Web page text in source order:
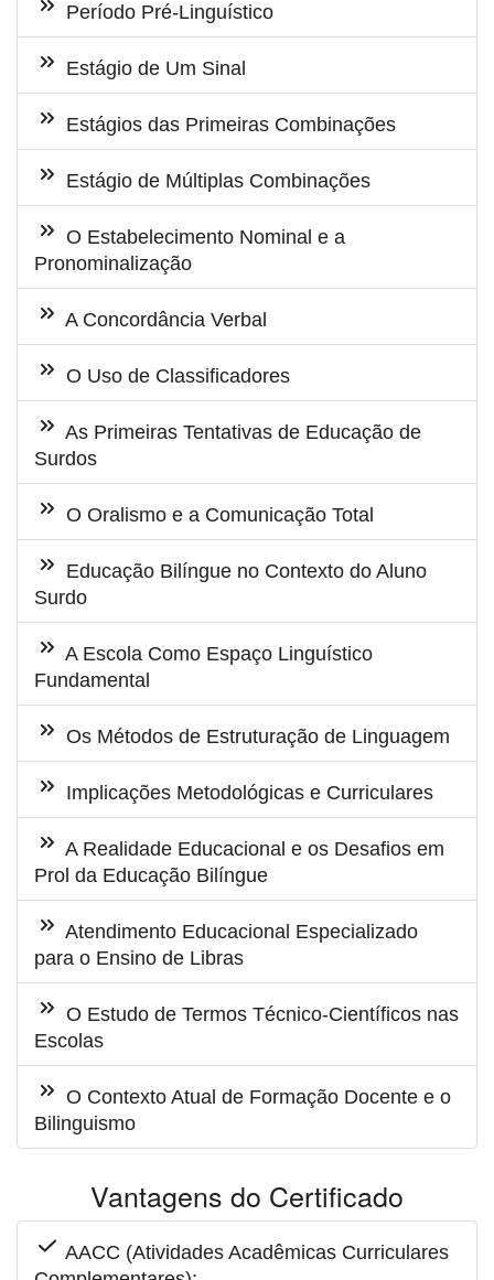
Período Pré-Linguístico
Estágio de Um Sinal
Estágios das Primeiras Combinações
Estágio de Múltiplas Combinações
O Estabelecimento Nominal e a
Pronominalização
A Concordância Verbal
O Uso de Classificadores
As Primeiras Tentativas de Educação de
Surdos
O Oralismo e a Comunicação Total
Educação Bilíngue no Contexto do Aluno
Surdo
A Escola Como Espaço Linguístico
Fundamental
Os Métodos de Estruturação de Linguagem
Implicações Metodológicas e Curriculares
A Realidade Educacional e os Desafios em
Prol da Educação Bilíngue
Atendimento Educacional Especializado
para o Ensino de Libras
O Estudo de Termos Técnico-Científicos nas
Escolas
O Contexto Atual de Formação Docente e o
Bilinguismo
Vantagens do Certificado
AACC (Atividades Acadêmicas Curriculares